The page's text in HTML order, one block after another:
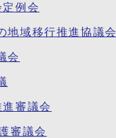
例会
地域移行推進協議会
会
審議会
審議会